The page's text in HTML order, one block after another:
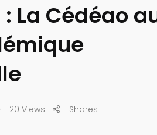
La Cédéao
20 Views Shares